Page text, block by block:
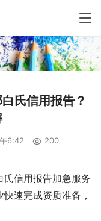
氏信用报告？
6:42 200
信用报告加急服务
速完成资质准备，